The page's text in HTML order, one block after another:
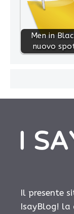
Men in
nuovo
Il presente
IsayBlog! la